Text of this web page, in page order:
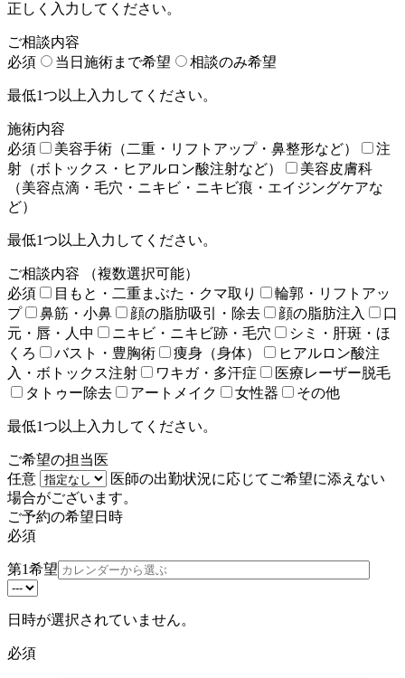
正しく入力してください。
ご相談内容
必須
当日施術まで希望 相談のみ希望
最低1つ以上入力してください。
施術内容
必須
美容手術（二重・リフトアップ・鼻整形など）
注
射（ボトックス・ヒアルロン酸注射など）
美容皮膚科
（美容点滴・毛穴・ニキビ・ニキビ痕・エイジングケアな
ど）
最低1つ以上入力してください。
ご相談内容
（複数選択可能）
必須
目もと・二重まぶた・クマ取り
輪郭・リフトアッ
プ
鼻筋・小鼻 顔の脂肪吸引・除去 顔の脂肪注入
口
元・唇・人中
ニキビ・ニキビ跡・毛穴
シミ・肝斑・ほ
くろ
バスト・豊胸術 痩身（身体）
ヒアルロン酸注
入・ボトックス注射
ワキガ・多汗症
医療レーザー脱毛
タトゥー除去
アートメイク 女性器 その他
最低1つ以上入力してください。
ご希望の担当医
任意
医師の出勤状況に応じてご希望に添えない
場合がございます。
ご予約の希望日時
必須
第1希望
日時が選択されていません。
必須